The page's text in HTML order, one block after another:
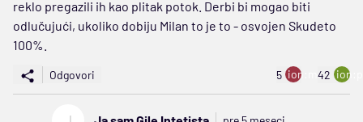
reklo pregazili ih kao plitak potok. Derbi bi mogao biti
odlučujući, ukoliko dobiju Milan to je to - osvojen Skudeto
100%.
Odgovori 5 ion:minus
42